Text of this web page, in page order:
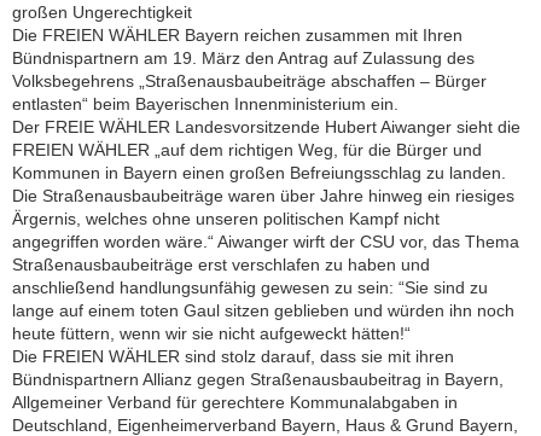
großen Ungerechtigkeit
Die FREIEN WÄHLER Bayern reichen zusammen mit Ihren
Bündnispartnern am 19. März den Antrag auf Zulassung des
Volksbegehrens „Straßenausbaubeiträge abschaffen – Bürger
entlasten“ beim Bayerischen Innenministerium ein.
Der FREIE WÄHLER Landesvorsitzende Hubert Aiwanger sieht die
FREIEN WÄHLER „auf dem richtigen Weg, für die Bürger und
Kommunen in Bayern einen großen Befreiungsschlag zu landen.
Die Straßenausbaubeiträge waren über Jahre hinweg ein riesiges
Ärgernis, welches ohne unseren politischen Kampf nicht
angegriffen worden wäre.“ Aiwanger wirft der CSU vor, das Thema
Straßenausbaubeiträge erst verschlafen zu haben und
anschließend handlungsunfähig gewesen zu sein: “Sie sind zu
lange auf einem toten Gaul sitzen geblieben und würden ihn noch
heute füttern, wenn wir sie nicht aufgeweckt hätten!“
Die FREIEN WÄHLER sind stolz darauf, dass sie mit ihren
Bündnispartnern Allianz gegen Straßenausbaubeitrag in Bayern,
Allgemeiner Verband für gerechtere Kommunalabgaben in
Deutschland, Eigenheimerverband Bayern, Haus & Grund Bayern,